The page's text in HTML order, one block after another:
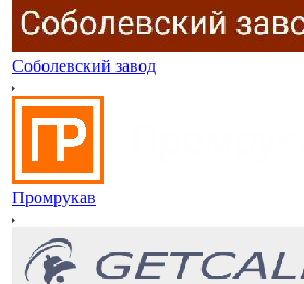
Соболевский завод
Промрукав